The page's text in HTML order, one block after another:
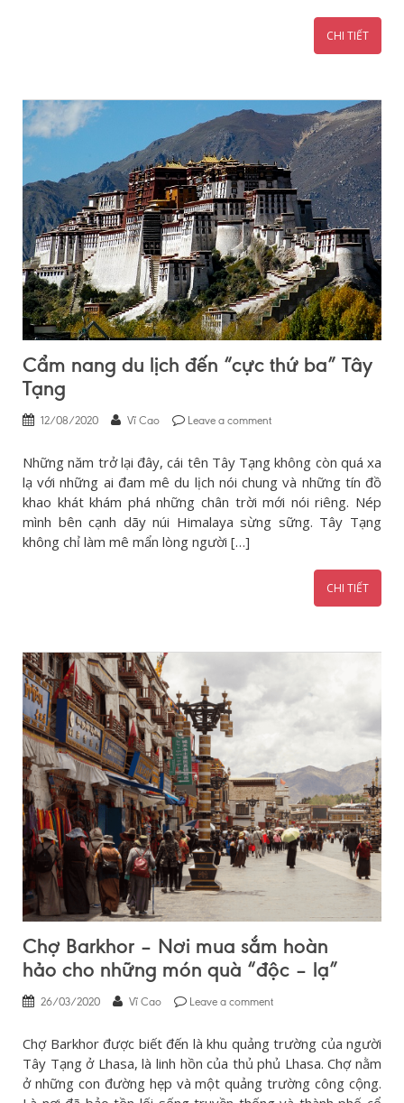
CHI TIẾT
Cẩm nang du lịch đến “cực thứ ba” Tây
Tạng
12/08/2020 Vĩ Cao Leave a comment
Những năm trở lại đây, cái tên Tây Tạng không còn quá xa
lạ với những ai đam mê du lịch nói chung và những tín đồ
khao khát khám phá những chân trời mới nói riêng. Nép
mình bên cạnh dãy núi Himalaya sừng sững. Tây Tạng
không chỉ làm mê mẩn lòng người […]
CHI TIẾT
Chợ Barkhor – Nơi mua sắm hoàn
hảo cho những món quà “độc – lạ”
26/03/2020 Vĩ Cao Leave a comment
Chợ Barkhor được biết đến là khu quảng trường của người
Tây Tạng ở Lhasa, là linh hồn của thủ phủ Lhasa. Chợ nằm
ở những con đường hẹp và một quảng trường công cộng.